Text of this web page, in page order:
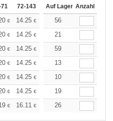
72-143 144-287 288 +
Auf Lager Anzahl
€ 14.25 € 13.54€
56
€ 14.25 € 13.54€
21
€ 14.25 € 13.54€
59
€ 14.25 € 13.54€
13
€ 14.25 € 13.54€
10
€ 14.25 € 13.54€
19
€ 16.11 € 15.31€
26